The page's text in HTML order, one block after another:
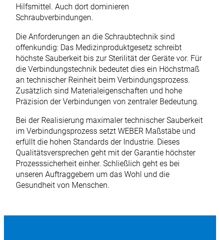
Hilfsmittel. Auch dort dominieren
Schraubverbindungen.
Die Anforderungen an die Schraubtechnik sind
offenkundig: Das Medizinproduktgesetz schreibt
höchste Sauberkeit bis zur Sterilität der Geräte vor. Für
die Verbindungstechnik bedeutet dies ein Höchstmaß
an technischer Reinheit beim Verbindungsprozess.
Zusätzlich sind Materialeigenschaften und hohe
Präzision der Verbindungen von zentraler Bedeutung.
Bei der Realisierung maximaler technischer Sauberkeit
im Verbindungsprozess setzt WEBER Maßstäbe und
erfüllt die hohen Standards der Industrie. Dieses
Qualitätsversprechen geht mit der Garantie höchster
Prozesssicherheit einher. Schließlich geht es bei
unseren Auftraggebern um das Wohl und die
Gesundheit von Menschen.